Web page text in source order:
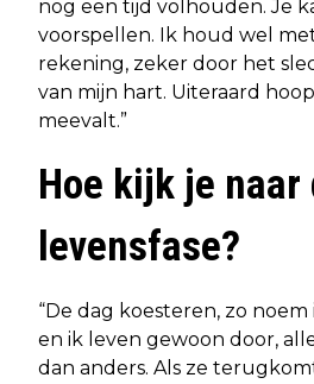
nog een tijd volhouden. Je
voorspellen. Ik houd wel
rekening, zeker door het
van mijn hart. Uiteraard
meevalt.”
Hoe kijk je
levensfase?
“De dag koesteren, zo
en ik leven gewoon door,
dan anders. Als ze